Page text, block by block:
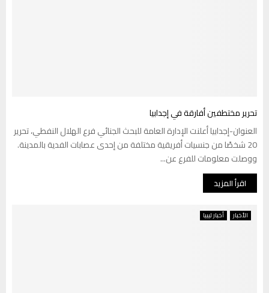
تحرير مختطفين أفارقة في إجدابيا
العنوان-إجدابيا أعلنت الإدارة العامة للبحث الجنائي فرع الهلال النفطي، تحرير
20 شخصًا من جنسيات أفريقية مختلفة من إحدى عصابات الفدية بالمدينة.
ووصلت معلومات للفرع عن...
اقرأ المزيد
الأخبار أخبار ليبيا